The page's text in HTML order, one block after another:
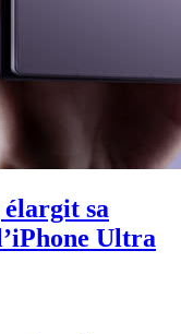
sa
Ultra